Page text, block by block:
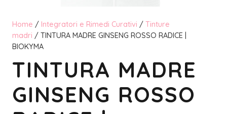
Home / Integratori e Rimedi Curativi / Tinture
madri / TINTURA MADRE GINSENG ROSSO RADICE |
BIOKYMA
TINTURA MADRE
GINSENG ROSSO